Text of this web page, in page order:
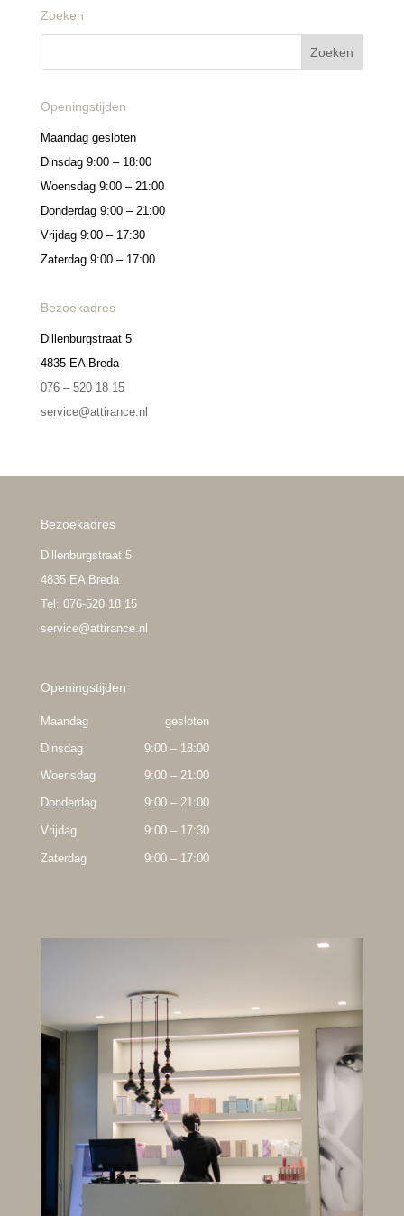
Zoeken
Openingstijden
Maandag gesloten
Dinsdag 9:00 – 18:00
Woensdag 9:00 – 21:00
Donderdag 9:00 – 21:00
Vrijdag 9:00 – 17:30
Zaterdag 9:00 – 17:00
Bezoekadres
Dillenburgstraat 5
4835 EA Breda
076 – 520 18 15
service@attirance.nl
Bezoekadres
Dillenburgstraat 5
4835 EA Breda
Tel: 076-520 18 15
service@attirance.nl
Openingstijden
Maandag
gesloten
Dinsdag
9:00 – 18:00
Woensdag
9:00 – 21:00
Donderdag
9:00 – 21:00
Vrijdag 9:00 – 17:30
Zaterdag 9:00 – 17:00